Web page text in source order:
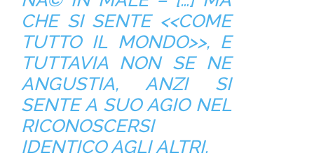
CHE SI SENTE <<COME
TUTTO IL MONDO>>, E
TUTTAVIA NON SE NE
ANGUSTIA, ANZI SI
SENTE A SUO AGIO NEL
RICONOSCERSI
IDENTICO AGLI ALTRI.